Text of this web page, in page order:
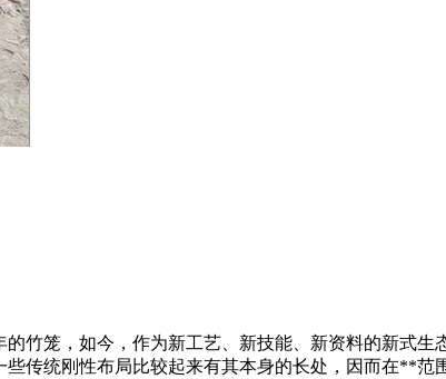
竹笼，如今，作为新工艺、新技能、新资料的新式
传统刚性布局比较起来有其本身的长处，因而在**